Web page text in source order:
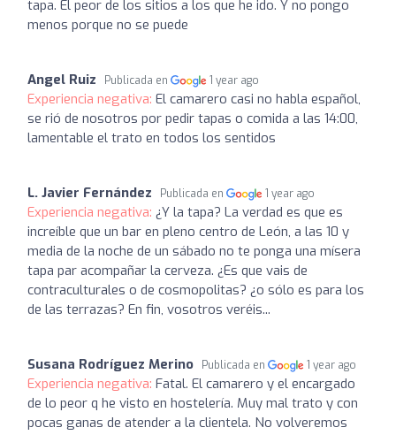
tapa. El peor de los sitios a los que he ido. Y no pongo
menos porque no se puede
Angel Ruiz Publicada en 1 year ago
Experiencia negativa: El camarero casi no habla español,
se rió de nosotros por pedir tapas o comida a las 14:00,
lamentable el trato en todos los sentidos
L. Javier Fernández Publicada en 1 year ago
Experiencia negativa: ¿Y la tapa? La verdad es que es
increíble que un bar en pleno centro de León, a las 10 y
media de la noche de un sábado no te ponga una mísera
tapa par acompañar la cerveza. ¿Es que vais de
contraculturales o de cosmopolitas? ¿o sólo es para los
de las terrazas? En fin, vosotros veréis...
Susana Rodríguez Merino Publicada en 1 year ago
Experiencia negativa: Fatal. El camarero y el encargado
de lo peor q he visto en hostelería. Muy mal trato y con
pocas ganas de atender a la clientela. No volveremos